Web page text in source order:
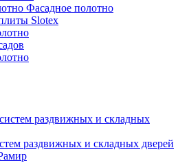
Фасадное полотно
Slotex
раздвижных и складных дверей